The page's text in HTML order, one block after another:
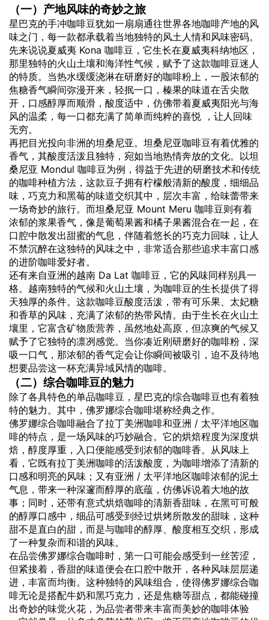
（一）产地风味的奇妙之旅
星巴克的手冲咖啡豆犹如一扇扇通往世界各地咖啡产地的风
味之门，每一款都承载着当地独特的风土人情和风味密码。
先来说说夏威夷 Kona 咖啡豆，它生长在夏威夷科纳地区，
那里独特的火山土壤和海洋性气候，赋予了这款咖啡豆迷人
的特质。当热水缓缓浇淋在研磨好的咖啡粉上，一股浓郁的
焦糖香气瞬间弥漫开来，轻抿一口，榛果的味道在舌尖散
开，口感醇厚而顺滑，酸度适中，仿佛带着夏威夷阳光与海
风的温柔，每一口都充满了简单而纯粹的喜悦 ，让人回味
无穷。
再把目光投向非洲的坦桑尼亚。坦桑尼亚咖啡豆有着优雅的
香气，其酸度活泼且独特，宛如当地热情奔放的文化。以坦
桑尼亚 Mondul 咖啡豆为例，得益于先进的研磨技术和传统
的咖啡种植方法，这款豆子拥有柠檬般清新的酸度，细细品
味，巧克力和黑莓的味道交织其中，层次丰富，给味蕾带来
一场奇妙的旅行。而坦桑尼亚 Mount Meru 咖啡豆则有着
浓郁的浆果香气，像是葡萄果酱和橘子果酱混合在一起，在
口腔中散发出甜蜜的气息，伴随着悠长的巧克力回味，让人
不禁沉醉在这独特的风味之中，非常适合那些追求丰富口感
的进阶咖啡爱好者。
还有来自亚洲的越南 Da Lat 咖啡豆，它的风味同样别具一
格。越南独特的气候和火山土壤，为咖啡豆的生长提供了得
天独厚的条件。这款咖啡豆酸度活泼，带有可乐果、太妃糖
和香草的风味，充满了浓郁的热带风情。由于生长在火山土
壤里，它富含矿物质营养，虽然地处高原，但凉爽的气候又
赋予了它独特的凛冽感觉。当你凑近刚研磨好的咖啡粉，深
吸一口气，那浓郁的香气定会让你瞬间被吸引，迫不及待地
想要品尝这一杯充满异域风情的咖啡。
（二）综合咖啡豆的魅力
除了各具特色的单品咖啡豆，星巴克的综合咖啡豆也有着独
特的魅力。其中，佛罗娜综合咖啡堪称经典之作。
佛罗娜综合咖啡融合了拉丁美洲咖啡和亚洲 / 太平洋地区咖
啡的特点，是一场风味的巧妙融合。它的烘焙程度为深度烘
焙，醇度厚重，入口便能感受到浓郁的咖啡香。从风味上
看，它既有拉丁美洲咖啡的活泼酸度，为咖啡增添了清新的
口感和明亮的风味；又有亚洲 / 太平洋地区咖啡浓郁的泥土
气息，带来一种深邃而醇厚的底蕴，仿佛诉说着大地的故
事；同时，还带有意式烘焙咖啡的清新香甜味，在黑可可般
的醇厚口感中，细品可感受到经过烘烤所散发的甜味，这种
甜不是直白的甜，而是与咖啡的醇厚、酸度相互交织，形成
了一种复杂而和谐的风味。
在品尝佛罗娜综合咖啡时，第一口可能会感受到一丝苦涩，
但紧接着，香甜的味道便会在口腔中散开，各种风味层层递
进，丰富而均衡。这种独特的风味组合，使得佛罗娜综合咖
啡无论是搭配牛奶和黑巧克力，还是焦糖等甜点，都能碰撞
出奇妙的味觉火花，为品尝者带来丰富而美妙的咖啡体验